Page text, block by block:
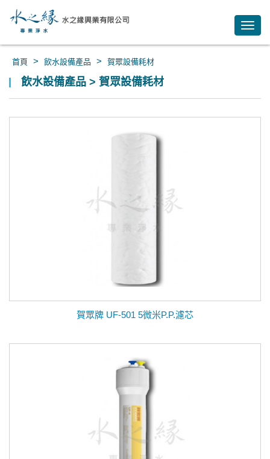
首頁 > 飲水設備產品 > 賀眾設備耗材
飲水設備產品 > 賀眾設備耗材
賀眾牌 UF-501 5微米P.P.濾芯